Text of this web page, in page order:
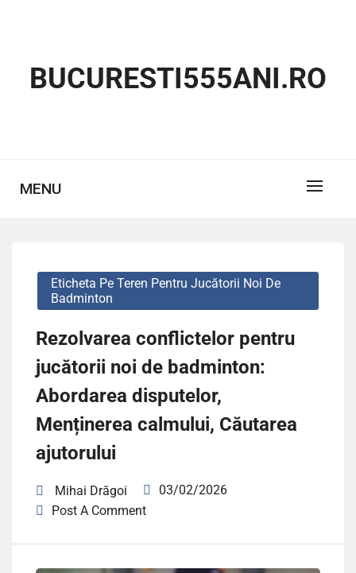
BUCURESTI555ANI.RO
MENU
Eticheta Pe Teren Pentru Jucătorii Noi De
Badminton
Rezolvarea conflictelor pentru
jucătorii noi de badminton:
Abordarea disputelor,
Menținerea calmului, Căutarea
ajutorului
Mihai Drăgoi
03/02/2026
Post A Comment